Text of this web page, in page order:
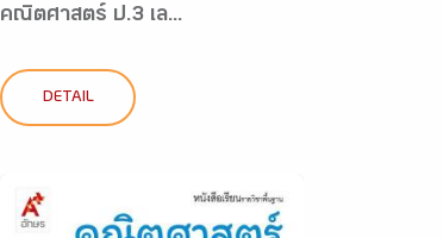
คณิตศาสตร์ ป.3 เล...
DETAIL